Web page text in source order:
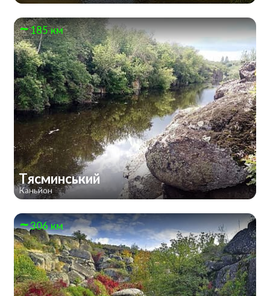
185 км
Тясминський
Каньйон
306 км